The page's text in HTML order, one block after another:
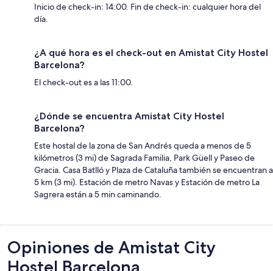
Inicio de check-in: 14:00. Fin de check-in: cualquier hora del
día.
¿A qué hora es el check-out en Amistat City Hostel
Barcelona?
El check-out es a las 11:00.
¿Dónde se encuentra Amistat City Hostel
Barcelona?
Este hostal de la zona de San Andrés queda a menos de 5
kilómetros (3 mi) de Sagrada Familia, Park Güell y Paseo de
Gracia. Casa Batlló y Plaza de Cataluña también se encuentran a
5 km (3 mi). Estación de metro Navas y Estación de metro La
Sagrera están a 5 min caminando.
Opiniones
Opiniones de Amistat City
Hostel Barcelona